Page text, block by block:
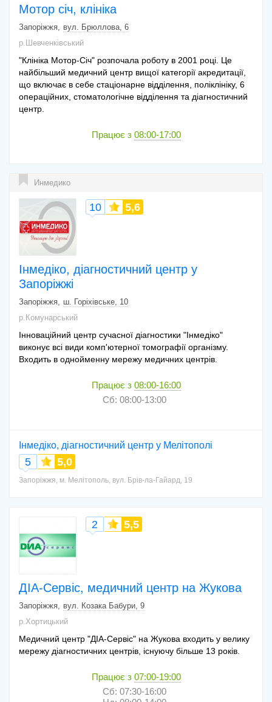
Мотор січ, клініка
Запоріжжя
вул. Брюллова, 6
р.Шевченківський
"Клініка Мотор-Січ" розпочала роботу в 2001 році. Це
найбільший медичний центр вищої категорії акредитації,
що включає в себе стаціонарне відділення, поліклініку, 6
операційних, стоматологічне відділення та діагностичний
центр.
Працює з 08:00-17:00
Инмедико
Інмедіко, діагностичний центр у
Запоріжжі
10 5,6
Запоріжжя
ш. Горіхівське, 10
р.Комунарський
Інноваційний центр сучасної діагностики "Інмедіко"
виконує всі види комп'ютерної томографії організму.
Входить в однойменну мережу медичних центрів.
Працює з 08:00-16:00
Сб: 08:00-13:00
Інмедіко, діагностичний центр у Мелітополі
5 5,0
Запоріжжя, м. Мелітополь, вул. Брів-ла-Гайард, 19
ДІА-Сервіс, медичний центр на Жукова
2 5,5
Запоріжжя
вул. Козака Бабури, 9
р.Хортицький
Медичний центр "ДІА-Сервіс" на Жукова входить у велику
мережу діагностичних центрів, існуючу більше 13 років.
Працює з 07:00-19:00
Сб: 07:30-16:00